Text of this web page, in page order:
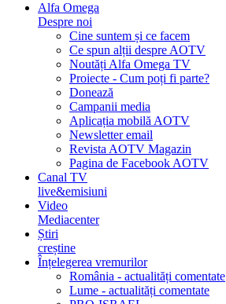
Alfa Omega
Despre noi
Cine suntem și ce facem
Ce spun alții despre AOTV
Noutăți Alfa Omega TV
Proiecte - Cum poți fi parte?
Donează
Campanii media
Aplicația mobilă AOTV
Newsletter email
Revista AOTV Magazin
Pagina de Facebook AOTV
Canal TV
live&emisiuni
Video
Mediacenter
Știri
creștine
Înțelegerea vremurilor
România - actualități comentate
Lume - actualități comentate